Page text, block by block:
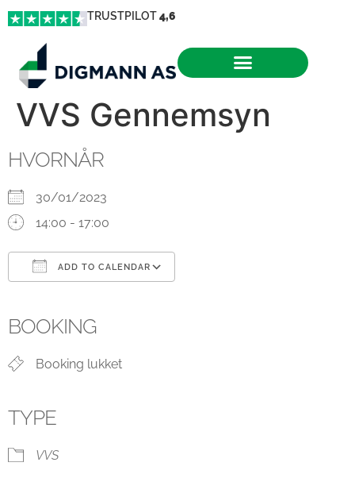
TRUSTPILOT4,6
VVS Gennemsyn
HVORNÅR
30/01/2023
14:00 - 17:00
ADD TO CALENDAR
BOOKING
Booking lukket
TYPE
VVS